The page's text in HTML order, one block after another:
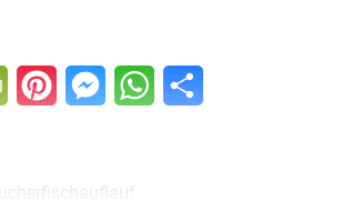
PrintFriendly
PinterestMessengerWhatsApp